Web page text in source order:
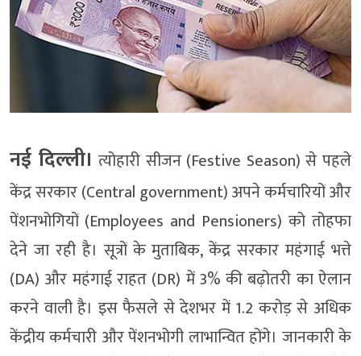
नई दिल्ली। त्योहारी सीजन (Festive Season) से पहले
केंद्र सरकार (Central government) अपने कर्मचारियों और
पेंशनभोगियों (Employees and Pensioners) को तोहफा
देने जा रही है। सूत्रों के मुताबिक, केंद्र सरकार महंगाई भत्ते
(DA) और महंगाई राहत (DR) में 3% की बढ़ोतरी का ऐलान
करने वाली है। इस फैसले से देशभर में 1.2 करोड़ से अधिक
केंद्रीय कर्मचारी और पेंशनभोगी लाभान्वित होंगे। जानकारी के